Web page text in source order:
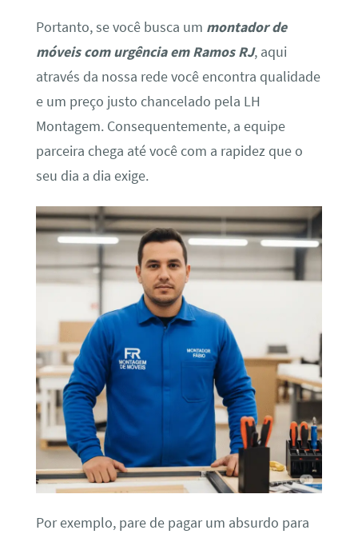
Portanto, se você busca um montador de
móveis com urgência em Ramos RJ, aqui
através da nossa rede você encontra qualidade
e um preço justo chancelado pela LH
Montagem. Consequentemente, a equipe
parceira chega até você com a rapidez que o
seu dia a dia exige.
Por exemplo, pare de pagar um absurdo para